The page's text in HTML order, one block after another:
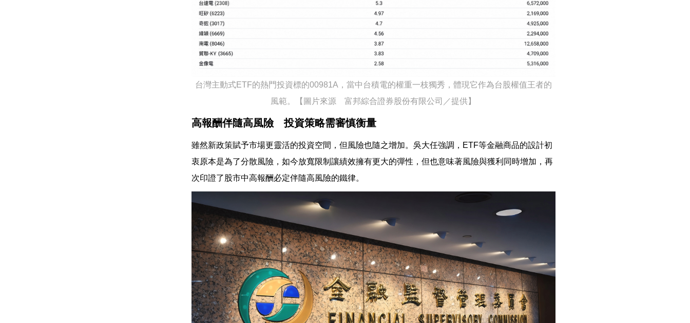
台灣主動式ETF的熱門投資標的00981A，當中台積電的權重一枝獨秀，體現它作為台股權值王者的
風範。【圖片來源 富邦綜合證券股份有限公司／提供】
高報酬伴隨高風險 投資策略需審慎衡量
雖然新政策賦予市場更靈活的投資空間，但風險也隨之增加。吳大任強調，ETF等金融商品的設計初
衷原本是為了分散風險，如今放寬限制讓績效擁有更大的彈性，但也意味著風險與獲利同時增加，再
次印證了股市中高報酬必定伴隨高風險的鐵律。